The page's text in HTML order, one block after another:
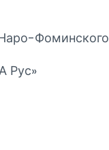
Фоминского
Рус»